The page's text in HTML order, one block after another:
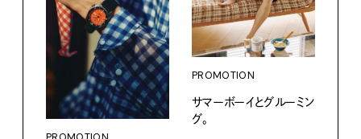
PROMOTION
サマーボーイとグルーミン
グ。